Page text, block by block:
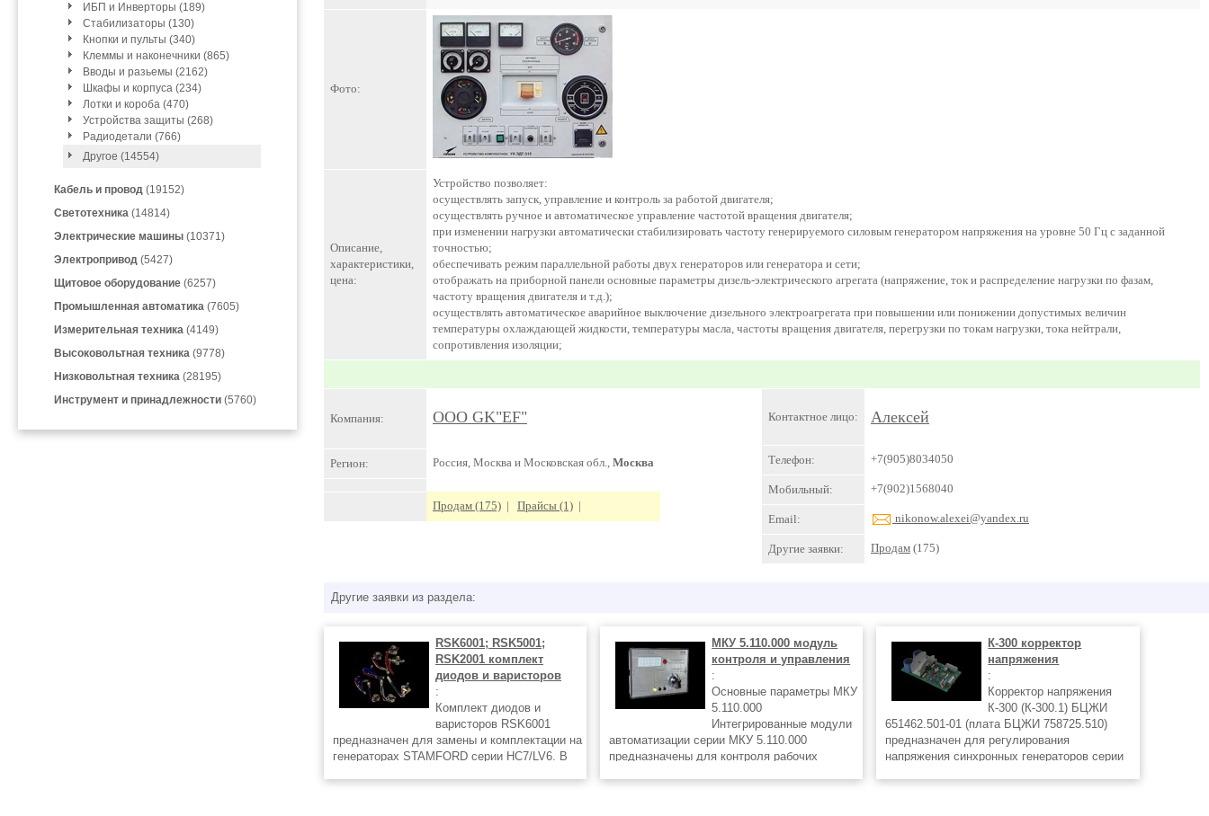
ИБП и Инверторы (189)
Стабилизаторы (130)
Кнопки и пульты (340)
Клеммы и наконечники (865)
Вводы и разьемы (2162)
Шкафы и корпуса (234)
Лотки и короба (470)
Устройства защиты (268)
Радиодетали (766)
Другое (14554)
Кабель и провод (19152)
Светотехника (14814)
Электрические машины (10371)
Электропривод (5427)
Щитовое оборудование (6257)
Промышленная автоматика (7605)
Измерительная техника (4149)
Высоковольтная техника (9778)
Низковольтная техника (28195)
Инструмент и принадлежности (5760)
Фото:
Описание,
характеристики,
цена:
Устройство позволяет:
осуществлять запуск, управление и контроль за работой двигателя;
осуществлять ручное и автоматическое управление частотой вращения двигателя;
при изменении нагрузки автоматически стабилизировать частоту генерируемого силовым генератором напряжения на уровне 50 Гц с заданной
точностью;
обеспечивать режим параллельной работы двух генераторов или генератора и сети;
отображать на приборной панели основные параметры дизель-электрического агрегата (напряжение, ток и распределение нагрузки по фазам,
частоту вращения двигателя и т.д.);
осуществлять автоматическое аварийное выключение дизельного электроагрегата при повышении или понижении допустимых величин
температуры охлаждающей жидкости, температуры масла, частоты вращения двигателя, перегрузки по токам нагрузки, тока нейтрали,
сопротивления изоляции;
Компания: ООО GK"EF"
Регион: Россия, Москва и Московская обл., Москва
Продам (175) | Прайсы (1) |
Контактное лицо: Алексей
Телефон: +7(905)8034050
Мобильный: +7(902)1568040
Email: nikonow.alexei@yandex.ru
Другие заявки: Продам (175)
Другие заявки из раздела:
RSK6001; RSK5001;
RSK2001 комплект
диодов и варисторов
:
Комплект диодов и
варисторов RSK6001
предназначен для замены и комплектации на
генераторах STAMFORD серии HC7/LV6. В
МКУ 5.110.000 модуль
контроля и управления
:
Основные параметры МКУ
5.110.000
Интегрированные модули
автоматизации серии МКУ 5.110.000
предназначены для контроля рабочих
К-300 корректор
напряжения
:
Корректор напряжения
К-300 (К-300.1) БЦЖИ
651462.501-01 (плата БЦЖИ 758725.510)
предназначен для регулирования
напряжения синхронных генераторов серии